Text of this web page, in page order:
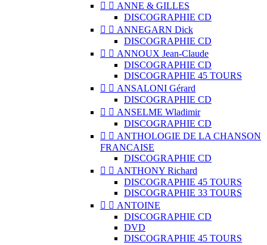
  ANNE & GILLES
DISCOGRAPHIE CD
  ANNEGARN Dick
DISCOGRAPHIE CD
  ANNOUX Jean-Claude
DISCOGRAPHIE CD
DISCOGRAPHIE 45 TOURS
  ANSALONI Gérard
DISCOGRAPHIE CD
  ANSELME Wladimir
DISCOGRAPHIE CD
  ANTHOLOGIE DE LA CHANSON
FRANCAISE
DISCOGRAPHIE CD
  ANTHONY Richard
DISCOGRAPHIE 45 TOURS
DISCOGRAPHIE 33 TOURS
  ANTOINE
DISCOGRAPHIE CD
DVD
DISCOGRAPHIE 45 TOURS